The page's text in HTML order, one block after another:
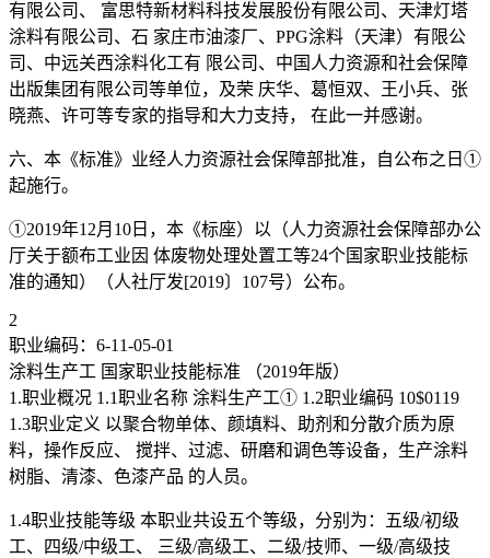
有限公司、 富思特新材料科技发展股份有限公司、天津灯塔
涂料有限公司、石 家庄市油漆厂、PPG涂料（天津）有限公
司、中远关西涂料化工有 限公司、中国人力资源和社会保障
出版集团有限公司等单位，及荣 庆华、葛恒双、王小兵、张
晓燕、许可等专家的指导和大力支持， 在此一并感谢。
六、本《标准》业经人力资源社会保障部批准，自公布之日①
起施行。
①2019年12月10日，本《标座）以（人力资源社会保障部办公
厅关于额布工业因 体废物处理处置工等24个国家职业技能标
准的通知）（人社厅发[2019〕107号）公布。
2
职业编码：6-11-05-01
涂料生产工 国家职业技能标准 （2019年版）
1.职业概况 1.1职业名称 涂料生产工① 1.2职业编码 10$0119
1.3职业定义 以聚合物单体、颜填料、助剂和分散介质为原
料，操作反应、 搅拌、过滤、研磨和调色等设备，生产涂料
树脂、清漆、色漆产品 的人员。
1.4职业技能等级 本职业共设五个等级，分别为：五级/初级
工、四级/中级工、 三级/高级工、二级/技师、一级/高级技